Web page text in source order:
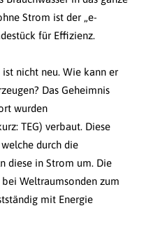
Strom ist der „e-
für Effizienz.
nicht neu. Wie kann er
Das Geheimnis
wurden
TEG) verbaut. Diese
durch die
diese in Strom um. Die
Weltraumsonden zum
mit Energie